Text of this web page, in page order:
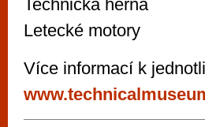
Technická herna
Letecké motory
Více informací k